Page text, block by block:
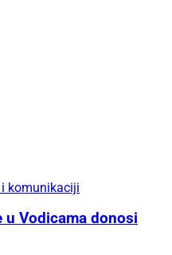
komunikaciji
u Vodicama donosi